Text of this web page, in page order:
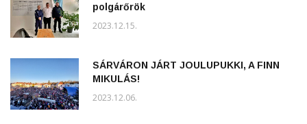
polgárőrök
2023.12.15.
SÁRVÁRON JÁRT JOULUPUKKI, A FINN
MIKULÁS!
2023.12.06.